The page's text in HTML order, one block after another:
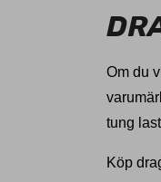
Om du
tung
Köp